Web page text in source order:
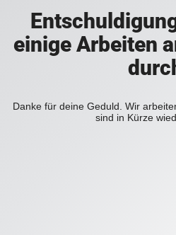
einige Arbeiten
Danke für deine Geduld. Wir
sind in Kürze